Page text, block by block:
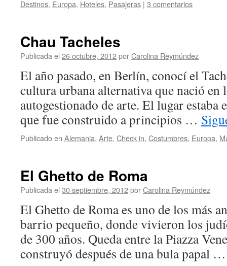
Destinos, Europa, Hoteles, Pasajeras | 3 comentarios
Chau Tacheles
Publicada el 26 octubre, 2012porCarolina Reymúndez
El año pasado, en Berlín, conocí el
cultura urbana alternativa que nació en
autogestionado de arte. El lugar estaba
que fue construido a principios …
Publicado en Alemania, Arte, Check in, Costumbres, Europa,
El Ghetto de Roma
Publicada el 30 septiembre, 2012porCarolina Reymúndez
El Ghetto de Roma es uno de los más
barrio pequeño, donde vivieron los
de 300 años. Queda entre la Piazza
construyó después de una bula papal